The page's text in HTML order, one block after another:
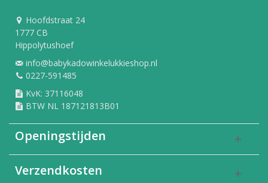
Hoofdstraat 24
1777 CB
Hippolytushoef
info@babykadowinkelukkieshop.nl
0227-591485
KvK: 37116048
BTW NL 187121813B01
Openingstijden
Verzendkosten